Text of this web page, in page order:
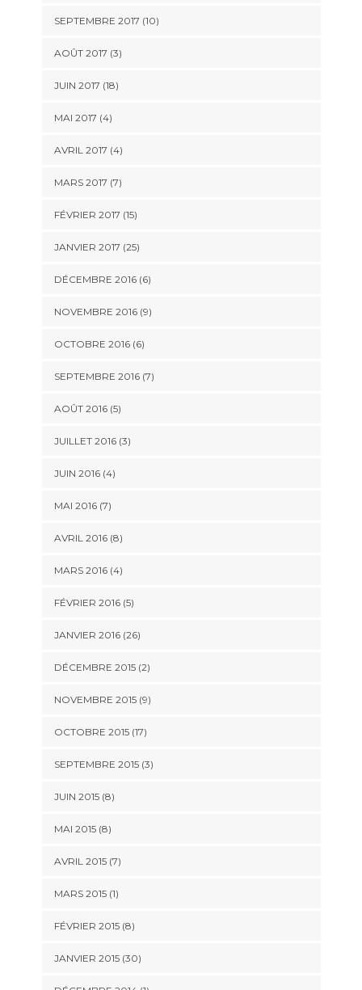
SEPTEMBRE 2017 (10)
AOÛT 2017 (3)
JUIN 2017 (18)
MAI 2017 (4)
AVRIL 2017 (4)
MARS 2017 (7)
FÉVRIER 2017 (15)
JANVIER 2017 (25)
DÉCEMBRE 2016 (6)
NOVEMBRE 2016 (9)
OCTOBRE 2016 (6)
SEPTEMBRE 2016 (7)
AOÛT 2016 (5)
JUILLET 2016 (3)
JUIN 2016 (4)
MAI 2016 (7)
AVRIL 2016 (8)
MARS 2016 (4)
FÉVRIER 2016 (5)
JANVIER 2016 (26)
DÉCEMBRE 2015 (2)
NOVEMBRE 2015 (9)
OCTOBRE 2015 (17)
SEPTEMBRE 2015 (3)
JUIN 2015 (8)
MAI 2015 (8)
AVRIL 2015 (7)
MARS 2015 (1)
FÉVRIER 2015 (8)
JANVIER 2015 (30)